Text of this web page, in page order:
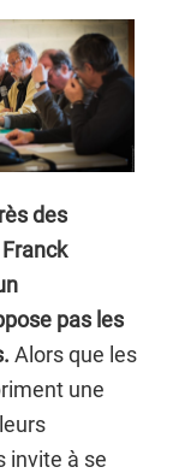
des
pas les
Alors que les
une
invite à se